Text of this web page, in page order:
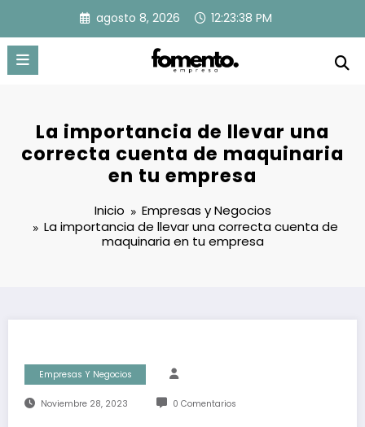
contenido
agosto 8, 2026 12:23:39 PM
La importancia de llevar una
correcta cuenta de maquinaria
en tu empresa
Inicio
Empresas y Negocios
La importancia de llevar una correcta cuenta de
maquinaria en tu empresa
Empresas Y Negocios
Noviembre 28, 2023 0 Comentarios